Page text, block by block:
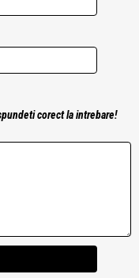
corect la intrebare!